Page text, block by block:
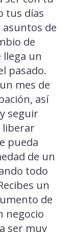
tus días
asuntos de
de
un
pasado.
mes de
así
seguir
liberar
pueda
de un
todo
un
de
negocio
ser muy